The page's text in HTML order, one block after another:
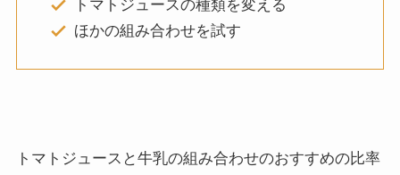
トマトジュースの種類を変える
ほかの組み合わせを試す
トマトジュースと牛乳の組み合わせのおすすめの比率